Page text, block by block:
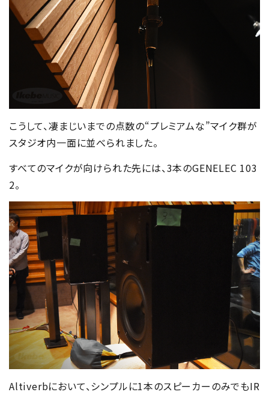
こうして、凄まじいまでの点数の“プレミアムな”マイク群が
スタジオ内一面に並べられました。
すべてのマイクが向けられた先には、3本のGENELEC 103
2。
Altiverbにおいて、シンプルに1本のスピーカーのみでもIR